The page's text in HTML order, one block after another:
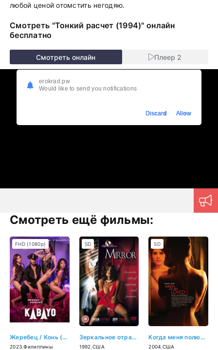
любой ценой отомстить негодяю.
Смотреть "Тонкий расчет (1994)" онлайн
бесплатно
Смотреть онлайн Плеер 2
Смотреть ещё фильмы:
Жеребец / Конь (2023)
2023 ,Филиппины
FHD (1080p)
Зеркальное отражение (1992)
1992 ,США
SD
Когда меня полюбят (2004)
2004 США
SD
erokrad.pw
Would like to send you notifications
Discard Allow